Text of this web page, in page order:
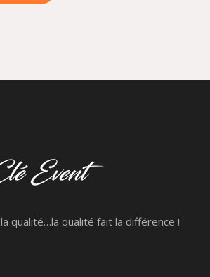
qualité…la qualité fait la différence !